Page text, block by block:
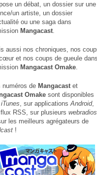
un débat, un dossier sur une
un artiste, un dossier
ou une saga dans
Mangacast.
aussi nos chroniques, nos
et nos coups de gueule dans
Mangacast Omake.
numéros de Mangacastet
Omake sont disponibles
iTunes, sur applicationsAndroid,
flux RSS, sur plusieurs webradios
les meilleurs agrégateurs de
!